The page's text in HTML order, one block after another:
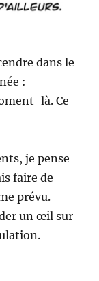
dans le
:
là. Ce
je pense
faire de
prévu.
un œil sur